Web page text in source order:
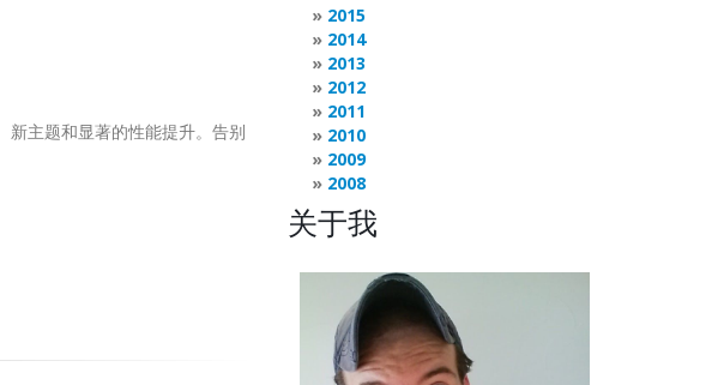
新主题和显著的性能提升。告别
2015
2014
2013
2012
2011
2010
2009
2008
关于我